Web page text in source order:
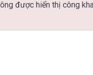
được hiển thị công